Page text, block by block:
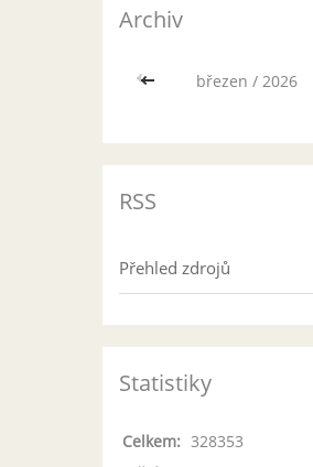
Archiv
<< březen / 2026
RSS
Přehled zdrojů
Statistiky
Celkem: 328353